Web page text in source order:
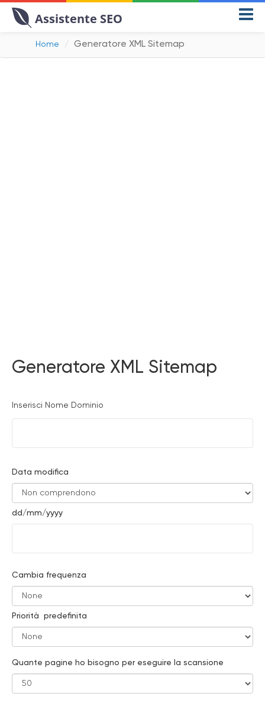
Assistente SEO
Home Generatore XML Sitemap
Generatore XML Sitemap
Inserisci Nome Dominio
Data modifica
dd/mm/yyyy
Cambia frequenza
Priorità predefinita
Quante pagine ho bisogno per eseguire la scansione